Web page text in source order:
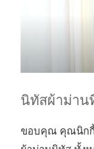
นิทัสผ้าม่าน
ขอบคุณ คุณนิกกี้